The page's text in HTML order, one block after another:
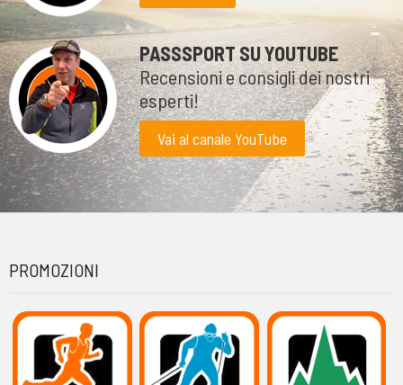
PASSSPORT SU YOUTUBE
Recensioni e consigli dei nostri
esperti!
Vai al canale YouTube
PROMOZIONI